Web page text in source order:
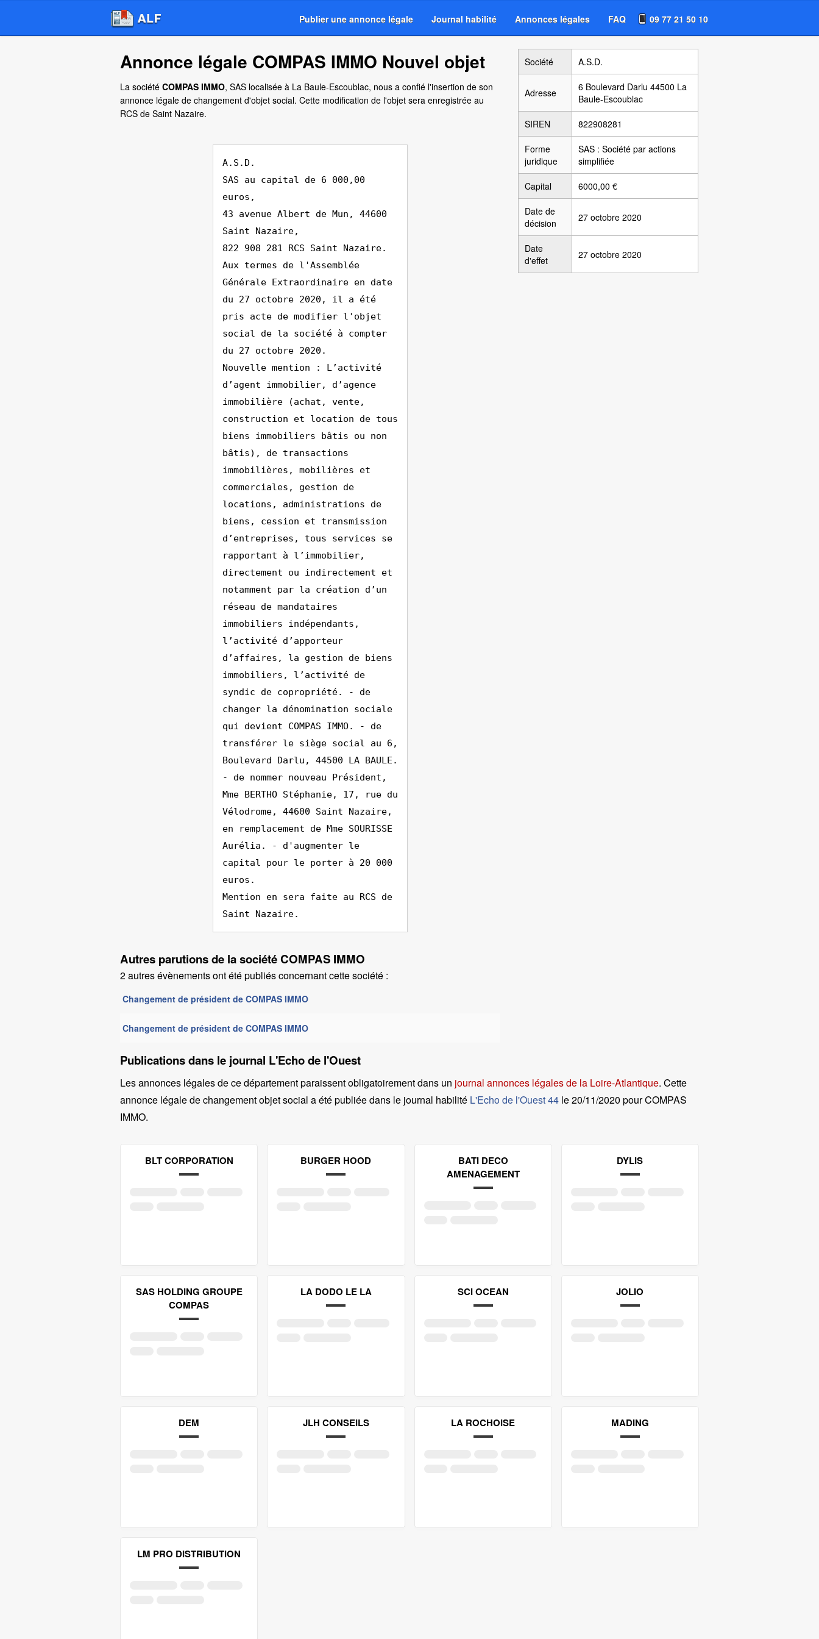
Publier une annonce légale Journal habilité Annonces légales FAQ 09 77 21 50 10
Annonce légale COMPAS IMMO Nouvel objet
La société COMPAS IMMO, SAS localisée à La Baule-Escoublac, nous a confié l'insertion de son
annonce légale de changement d'objet social. Cette modification de l'objet sera enregistrée au
RCS de Saint Nazaire.
A.S.D.
SAS au capital de 6 000,00
euros,
43 avenue Albert de Mun, 44600
Saint Nazaire,
822 908 281 RCS Saint Nazaire.
Aux termes de l'Assemblée
Générale Extraordinaire en date
du 27 octobre 2020, il a été
pris acte de modifier l'objet
social de la société à compter
du 27 octobre 2020.
Nouvelle mention : L’activité
d’agent immobilier, d’agence
immobilière (achat, vente,
construction et location de tous
biens immobiliers bâtis ou non
bâtis), de transactions
immobilières, mobilières et
commerciales, gestion de
locations, administrations de
biens, cession et transmission
d’entreprises, tous services se
rapportant à l’immobilier,
directement ou indirectement et
notamment par la création d’un
réseau de mandataires
immobiliers indépendants,
l’activité d’apporteur
d’affaires, la gestion de biens
immobiliers, l’activité de
syndic de copropriété. - de
changer la dénomination sociale
qui devient COMPAS IMMO. - de
transférer le siège social au 6,
Boulevard Darlu, 44500 LA BAULE.
- de nommer nouveau Président,
Mme BERTHO Stéphanie, 17, rue du
Vélodrome, 44600 Saint Nazaire,
en remplacement de Mme SOURISSE
Aurélia. - d'augmenter le
capital pour le porter à 20 000
euros.
Mention en sera faite au RCS de
Saint Nazaire.
Autres parutions de la société COMPAS IMMO
2 autres évènements ont été publiés concernant cette société :
Changement de président de COMPAS IMMO
Changement de président de COMPAS IMMO
Société A.S.D.
Adresse
6 Boulevard Darlu 44500 La
Baule-Escoublac
SIREN 822908281
Forme
juridique
SAS : Société par actions
simplifiée
Capital 6000,00 €
Date de
décision
27 octobre 2020
Date
d'effet
27 octobre 2020
Publications dans le journal L'Echo de l'Ouest
Les annonces légales de ce département paraissent obligatoirement dans un journal annonces légales de la Loire-Atlantique. Cette
annonce légale de changement objet social a été publiée dans le journal habilité L'Echo de l'Ouest 44 le20/11/2020 pour COMPAS
IMMO.
BLT CORPORATION BURGER HOOD
BATI DECO
AMENAGEMENT
DYLIS
SAS HOLDING GROUPE
COMPAS
LA DODO LE LA SCI OCEAN JOLIO
DEM JLH CONSEILS LA ROCHOISE MADING
LM PRO DISTRIBUTION